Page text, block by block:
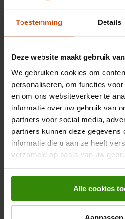
Toestemming Details
Deze website maakt gebruik
We gebruiken cookies om
personaliseren, om functies
en om ons websiteverkeer te
informatie over uw gebruik van
partners voor social media,
partners kunnen deze gegevens
informatie die u aan ze heeft
verzameld op basis van uw
Alle cookies
Aanpassen
Optimale bescherming en
van je iPhone 16 Plus behoudt. De
een moderne, verfijnde uitstraling
perfecte pasvorm zorgt ervoor dat
toegankelijk blijven, zonder dat je
bescherming.
Artikelnummer
Belangrijkste kenmerken
Materiaal telefoonhoesje
Gewicht en omvang
Breedte verpakking
Diepte verpakking
Gewicht verpakking
Bekijk alle
Beoordelingen